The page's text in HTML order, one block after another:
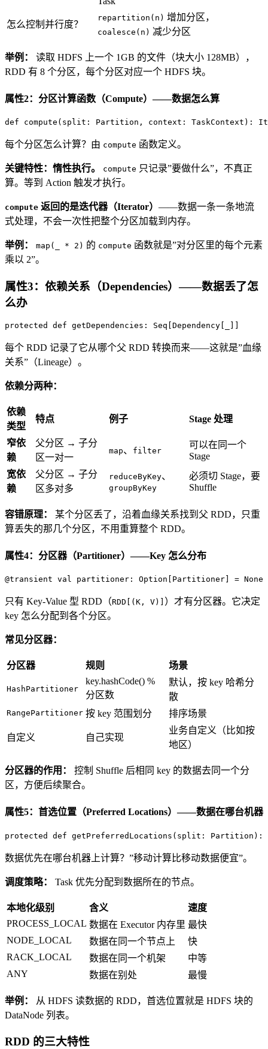
怎么控制并行度？
repartition(n) 增加分区，
coalesce(n) 减少分区
举例：
读取 HDFS 上一个 1GB 的文件（块大小 128MB），
RDD 有 8 个分区，每个分区对应一个 HDFS 块。
属性2：分区计算函数（Compute）——数据怎么算
def compute (split: Partition , context: TaskContext ):
每个分区怎么计算？由 compute 函数定义。
关键特性：惰性执行。 compute 只记录”要做什么”，不真正
算。等到 Action 触发才执行。
compute 返回的是迭代器（Iterator） ——数据一条一条地流
式处理，不会一次性把整个分区加载到内存。
举例： map(_ * 2) 的 compute 函数就是”对分区里的每个元素
乘以 2”。
属性3：依赖关系（Dependencies）——数据丢了怎
么办
protected def getDependencies : Seq [Dependency [_]]
每个 RDD 记录了它从哪个父 RDD 转换而来——这就是”血缘
关系”（Lineage）。
依赖分两种：
依赖
类型
特点 例子 Stage 处理
窄依
赖
父分区 → 子分
区一对一
map、 filter
可以在同一个
Stage
宽依
赖
父分区 → 子分
区多对多
reduceByKey、
groupByKey
必须切 Stage，要
Shuffle
容错原理：
某个分区丢了，沿着血缘关系找到父 RDD，只重
算丢失的那几个分区，不用重算整个 RDD。
属性4：分区器（Partitioner）——Key 怎么分布
@transient val partitioner: Option Partitioner ] = None
只有 Key-Value 型 RDD（RDD[(K, V)] ）才有分区器。它决定
key 怎么分配到各个分区。
常见分区器：
分区器 规则 场景
HashPartitioner
key.hashCode() %
分区数
默认，按 key 哈希分
散
RangePartitioner 按 key 范围划分 排序场景
自定义 自己实现
业务自定义（比如按
地区）
分区器的作用：
控制 Shuffle 后相同 key 的数据去同一个分
区，方便后续聚合。
属性5：首选位置（Preferred Locations）——数据在哪台机器
protected def getPreferredLocations (split: Partition ):
数据优先在哪台机器上计算？”移动计算比移动数据便宜”。
调度策略： Task 优先分配到数据所在的节点。
本地化级别 含义
速度
PROCESS_LOCAL 数据在 Executor 内存里 最快
NODE_LOCAL
数据在同一个节点上
快
RACK_LOCAL
数据在同一个机架
中等
ANY
数据在别处 最慢
举例：
从 HDFS 读数据的 RDD，首选位置就是 HDFS 块的
DataNode 列表。
RDD 的三大特性